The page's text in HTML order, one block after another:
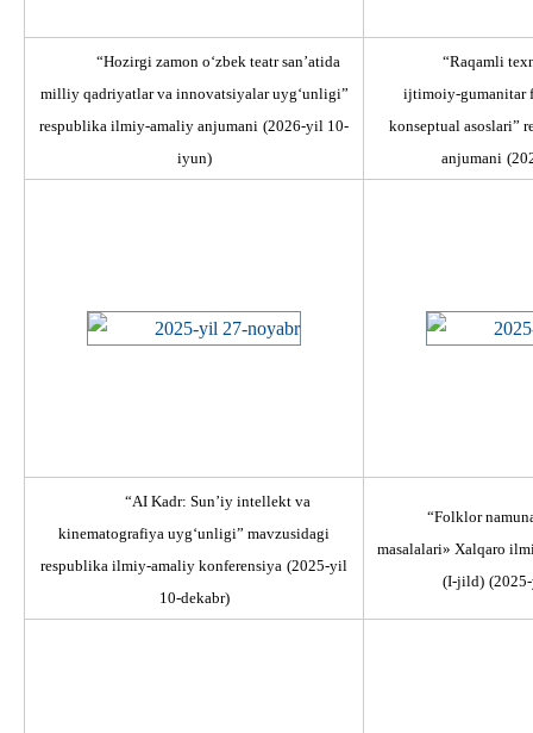
“Hozirgi zamon о‘zbek teatr san’atida
milliy qadriyatlar va innovatsiyalar uyg‘unligi”
respublika ilmiy-amaliy anjumani (2026-yil 10-
iyun)
“Raqamli
ijtimoiy-gumanitar
konseptual asoslari”
anjumani
“AI Kadr: Sun’iy intellekt va
kinematografiya uyg‘unligi” mavzusidagi
respublika ilmiy-amaliy konferensiya (2025-yil
10-dekabr)
“Folklor
masalalari» Xalqaro
(I-jild)